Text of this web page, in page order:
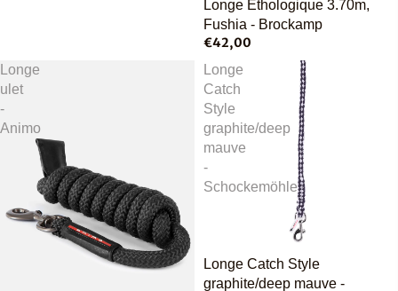
Longe Ethologique 3.70m,
Fushia - Brockamp
€42,00
Longe
ulet
-
Animo
Longe
Catch
Style
graphite/deep
mauve
-
Schockemöhle
Longe Catch Style
graphite/deep mauve -